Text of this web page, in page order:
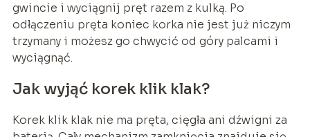
gwincie i wyciągnij pręt razem z kulką. Po
odłączeniu pręta koniec korka nie jest już niczym
trzymany i możesz go chwycić od góry palcami i
wyciągnąć.
Jak wyjąć korek klik klak?
Korek klik klak nie ma pręta, cięgła ani dźwigni za